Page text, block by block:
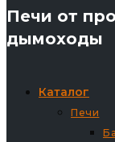
Печи от
дымоходы
Каталог
Печи